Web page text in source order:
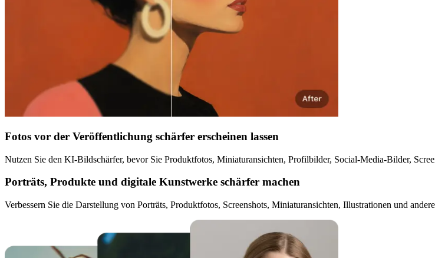
Fotos vor der Veröffentlichung schärfer erscheinen lassen
Nutzen Sie den KI-Bildschärfer, bevor Sie Produktfotos, Miniaturansichten, Profilbilder, Social-Media-Bilder,
Porträts, Produkte und digitale Kunstwerke schärfer machen
Verbessern Sie die Darstellung von Porträts, Produktfotos, Screenshots, Miniaturansichten, Illustrationen und